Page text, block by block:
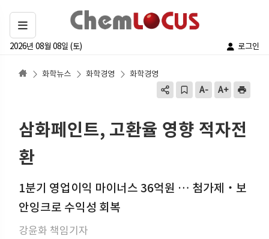
2026년 08월 08일 (토) 로그인
화학뉴스 화학경영 화학경영
삼화페인트, 고환율 영향 적자전
환
1분기 영업이익 마이너스 36억원 … 첨가제‧보
안잉크로 수익성 회복
강윤화 책임기자